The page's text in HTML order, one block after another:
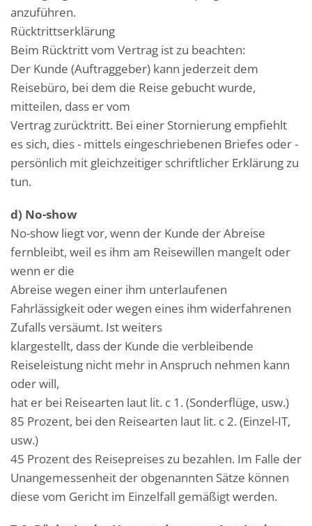
anzuführen.
Rücktrittserklärung
Beim Rücktritt vom Vertrag ist zu beachten:
Der Kunde (Auftraggeber) kann jederzeit dem
Reisebüro, bei dem die Reise gebucht wurde,
mitteilen, dass er vom
Vertrag zurücktritt. Bei einer Stornierung empfiehlt
es sich, dies - mittels eingeschriebenen Briefes oder -
persönlich mit gleichzeitiger schriftlicher Erklärung zu
tun.
d) No-show
No-show liegt vor, wenn der Kunde der Abreise
fernbleibt, weil es ihm am Reisewillen mangelt oder
wenn er die
Abreise wegen einer ihm unterlaufenen
Fahrlässigkeit oder wegen eines ihm widerfahrenen
Zufalls versäumt. Ist weiters
klargestellt, dass der Kunde die verbleibende
Reiseleistung nicht mehr in Anspruch nehmen kann
oder will,
hat er bei Reisearten laut lit. c 1. (Sonderflüge, usw.)
85 Prozent, bei den Reisearten laut lit. c 2. (Einzel-IT,
usw.)
45 Prozent des Reisepreises zu bezahlen. Im Falle der
Unangemessenheit der obgenannten Sätze können
diese vom Gericht im Einzelfall gemäßigt werden.